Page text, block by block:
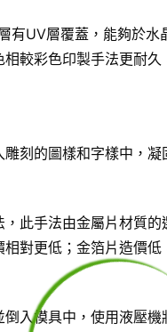
UV層覆蓋，能夠於
較彩色印製手法更耐
刻的圖樣和字樣中，
此手法由金屬片材質
對更低；金箔片造價低
入模具中，使用液壓